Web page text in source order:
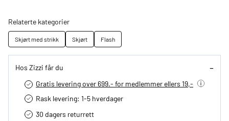
Relaterte kategorier
Skjørt med strikk Skjørt Flash
Hos Zizzi får du
Gratis levering over 699.- for medlemmer ellers 19,-
Rask levering: 1-5 hverdager
30 dagers returrett